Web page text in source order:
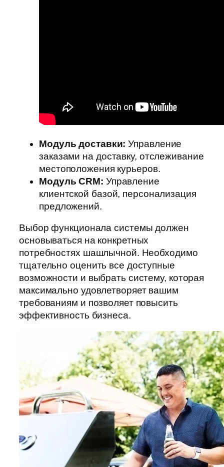
Модуль доставки: Управление
заказами на доставку, отслеживание
местоположения курьеров.
Модуль CRM: Управление
клиентской базой, персонализация
предложений.
Выбор функционала системы должен
основываться на конкретных
потребностях шашлычной. Необходимо
тщательно оценить все доступные
возможности и выбрать систему, которая
максимально удовлетворяет вашим
требованиям и позволяет повысить
эффективность бизнеса.